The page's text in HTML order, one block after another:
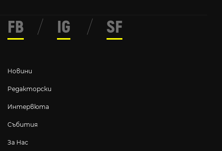
Новини
Редакторски
Интервюта
Събития
За Нас
FB / IG / SF